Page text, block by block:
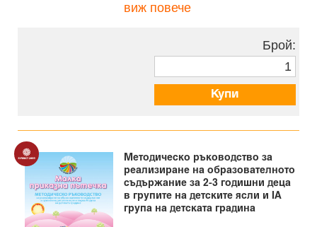
виж повече
Брой:
Купи
Методическо ръководство за
реализиране на образователното
съдържание за 2-3 годишни деца
в групите на детските ясли и IА
група на детската градина